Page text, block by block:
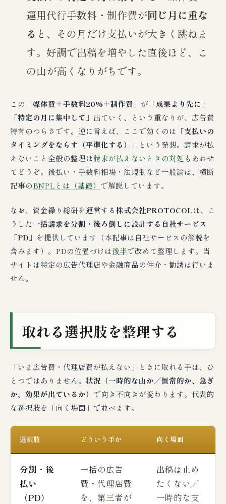
運用代行手数料・制作費が同じ月に重な
る と、その月だけ支払いが大きく跳ねま
す。好調で出稿を増やした直後ほど、こ
の山が高くなりがちです。
この「媒体費＋手数料20%＋制作費 」が「成果より先に 」
「特定の月に集中して 」出ていく、という重なりが、広告費
特有のつらさです。逆に言えば、ここで効くのは「支払いの
タイミングをならす（平準化する）
」という発想。請求が払
えないこと全般の整理は請求が払えないときの対処 もあわせ
てどうぞ。後払い・手数料相場・法規制など一般論は、横断
記事のBNPLとは（基礎） で解説しています。
なお、資金繰り総研を運営する株式会社PROTOCOLは、こ
うした一括請求を分割・後ろ倒しに設計する自社サービス
「PD」 を提供しています（本記事は自社サービスの解説を
含みます）。PDの位置づけは後半で改めて整理します。当
サイトは特定の広告代理店や金融商品の仲介・勧誘は行いま
せん。
取れる選択肢を整理する
「いま広告費・代理店費が払えない」ときに取れる手は、ひ
とつではありません。 状況（一時的な山か／恒常的か、急ぎ
か、効果が出ているか） で向き不向きが変わります。代表的
な選択肢を「向く場面」で並べます。
選択肢 どういう手か 向く場面
分割・後
払い
（PD）
一括の広告
費・代理店費
を、第三者が
出稿は止め
たくない／
一時的な支